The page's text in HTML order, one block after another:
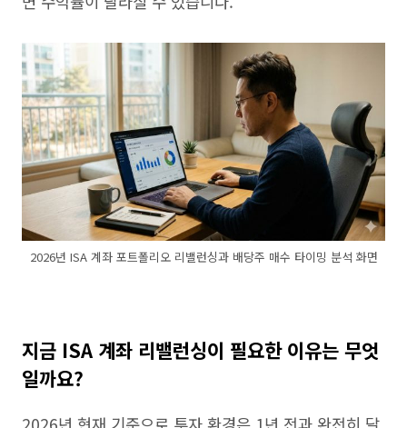
2026년 ISA 계좌 포트폴리오 리밸런싱과 배당주 매수 타이밍 분석 화면
지금 ISA 계좌 리밸런싱이 필요한 이유는 무엇
일까요?